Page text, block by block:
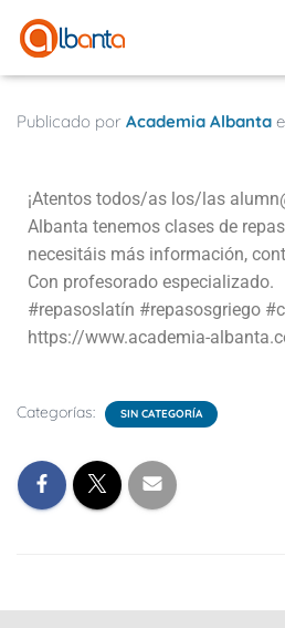
Publicado por Academia Albanta
¡Atentos todos/as los/las
Albanta tenemos clases de
necesitáis más información,
Con profesorado especializado.
#repasoslatín #repasosgriego
https://www.academia-
Categorías: SIN CATEGORÍA